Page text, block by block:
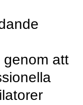
genom att